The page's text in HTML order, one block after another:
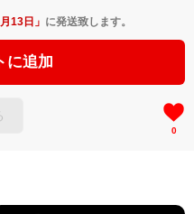
の色とロゴのカラーを自由に
選びください。
13日 」 に発送致します。
に追加
0